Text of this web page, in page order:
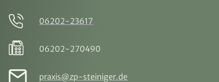
06202-23617
06202-270490
praxis@zp-steiniger.de